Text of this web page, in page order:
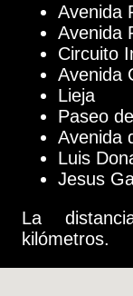
Avenida
Avenida
Circuito
Avenida
Lieja
Paseo
Avenida
Luis
Jesus
La
kilómetros.